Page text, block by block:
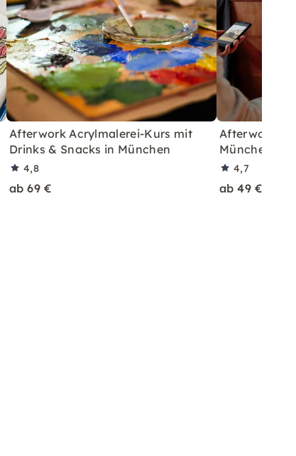
Afterwork Acrylmalerei-Kurs mit
Drinks & Snacks in München
4,8
ab 69 €
Afterwork
München
4,7
ab 49 €